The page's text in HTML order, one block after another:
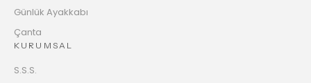
Günlük Ayakkabı
Çanta
KURUMSAL
S.S.S.